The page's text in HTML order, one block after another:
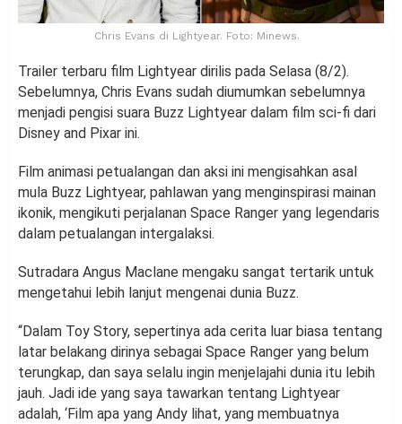
Chris Evans di Lightyear. Foto: Minews.
Trailer terbaru film Lightyear dirilis pada Selasa (8/2).
Sebelumnya, Chris Evans sudah diumumkan sebelumnya
menjadi pengisi suara Buzz Lightyear dalam film sci-fi dari
Disney and Pixar ini.
Film animasi petualangan dan aksi ini mengisahkan asal
mula Buzz Lightyear, pahlawan yang menginspirasi mainan
ikonik, mengikuti perjalanan Space Ranger yang legendaris
dalam petualangan intergalaksi.
Sutradara Angus Maclane mengaku sangat tertarik untuk
mengetahui lebih lanjut mengenai dunia Buzz.
“Dalam Toy Story, sepertinya ada cerita luar biasa tentang
latar belakang dirinya sebagai Space Ranger yang belum
terungkap, dan saya selalu ingin menjelajahi dunia itu lebih
jauh. Jadi ide yang saya tawarkan tentang Lightyear
adalah, ‘Film apa yang Andy lihat, yang membuatnya